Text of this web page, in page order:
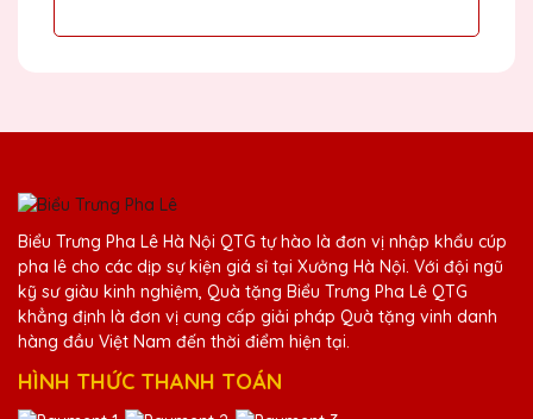
25/11/2025
giới thiệu cho bạn bè.
Ngô Thị Giang
25/11/2025
Đã nhận được kỷ niệm chương và rất hài
lòng với chất lượng và dịch vụ. Cảm ơn Quà
Tặng Pha Lê QTG!
Biểu Trưng Pha Lê Hà Nội QTG tự hào là đơn vị nhập khẩu cúp
pha lê cho các dịp sự kiện giá sỉ tại Xưởng Hà Nội. Với đội ngũ
kỹ sư giàu kinh nghiệm, Quà tặng Biểu Trưng Pha Lê QTG
khẳng định là đơn vị cung cấp giải pháp Quà tặng vinh danh
hàng đầu Việt Nam đến thời điểm hiện tại.
HÌNH THỨC THANH TOÁN